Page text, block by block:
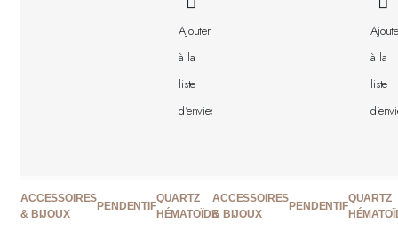
Ajouter
à la
liste
d'envies
ACCESSOIRES
& BIJOUX
PENDENTIF
QUARTZ
HÉMATOÏDE
à la
liste
ACCESSOIRES
& BIJOUX
PENDENTIF
QUARTZ